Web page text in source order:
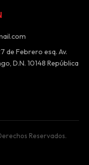
de Febrero esq. Av.
D.N. 10148 República
Reservados.